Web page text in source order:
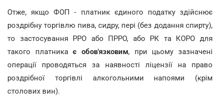
Отже, якщо ФОП - платник єдиного податку здійснює
роздрібну торгівлю пива, сидру, пері (без додання спирту),
то застосування РРО або ПРРО, або РК та КОРО для
такого платникає обов'язковим, при цьому зазначені
операції проводяться за наявності ліцензії на право
роздрібної торгівлі алкогольними напоями (крім
столових вин).